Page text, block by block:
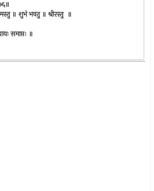
॥ शुभं भवतु ॥ श्रीरस्तु ॥
समाप्तः ॥